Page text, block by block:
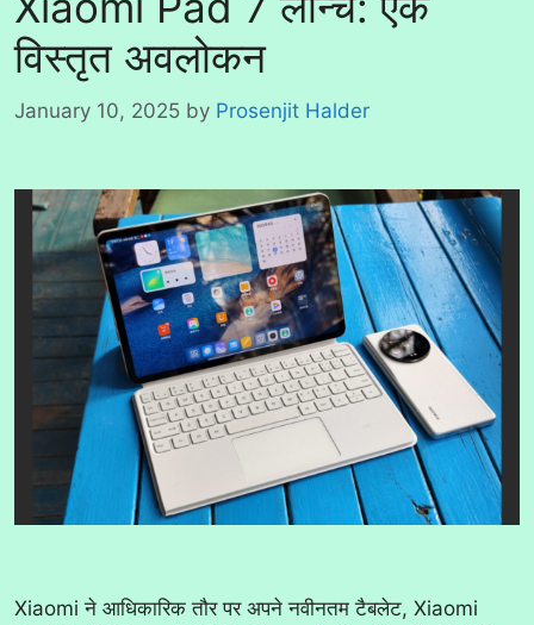
विस्तृत अवलोकन
January 10, 2025 by Prosenjit Halder
Xiaomi ने आधिकारिक तौर पर अपने नवीनतम टैबलेट, Xiaomi